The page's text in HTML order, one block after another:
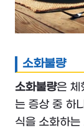
소화불량
소화불량은 체
는 증상 중 하
식을 소화하